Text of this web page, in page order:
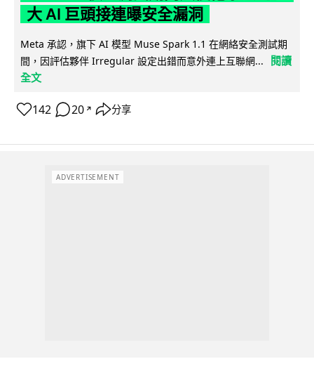
大 AI 巨頭接連曝安全漏洞
Meta 承認，旗下 AI 模型 Muse Spark 1.1 在網絡安全測試期
間，因評估夥伴 Irregular 設定出錯而意外連上互聯網...
閱讀
全文
142 20 ↗ 分享
ADVERTISEMENT